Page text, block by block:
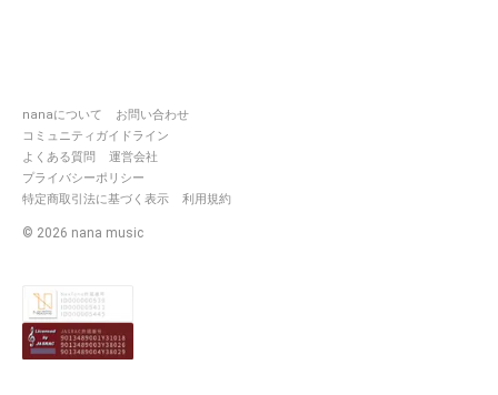
nanaについて
お問い合わせ
コミュニティガイドライン
よくある質問
運営会社
プライバシーポリシー
特定商取引法に基づく表示
利用規約
© 2026 nana music